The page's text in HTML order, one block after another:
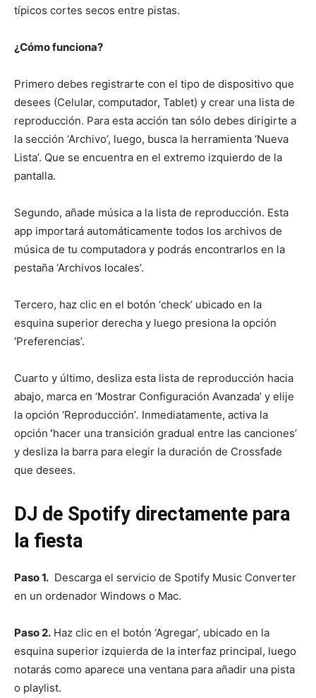
típicos cortes secos entre pistas.
¿Cómo funciona?
Primero debes registrarte con el tipo de dispositivo que
desees (Celular, computador, Tablet) y crear una lista de
reproducción. Para esta acción tan sólo debes dirigirte a
la sección ‘Archivo’, luego, busca la herramienta ‘Nueva
Lista’. Que se encuentra en el extremo izquierdo de la
pantalla.
Segundo, añade música a la lista de reproducción. Esta
app importará automáticamente todos los archivos de
música de tu computadora y podrás encontrarlos en la
pestaña ‘Archivos locales’.
Tercero, haz clic en el botón ‘check’ ubicado en la
esquina superior derecha y luego presiona la opción
‘Preferencias’.
Cuarto y último, desliza esta lista de reproducción hacia
abajo, marca en ‘Mostrar Configuración Avanzada’ y elije
la opción ‘Reproducción’. Inmediatamente, activa la
opción ‘hacer una transición gradual entre las canciones’
y desliza la barra para elegir la duración de Crossfade
que desees.
DJ de Spotify directamente para
la fiesta
Paso 1. Descarga el servicio de Spotify Music Converter
en un ordenador Windows o Mac.
Paso 2. Haz clic en el botón ‘Agregar’, ubicado en la
esquina superior izquierda de la interfaz principal, luego
notarás como aparece una ventana para añadir una pista
o playlist.